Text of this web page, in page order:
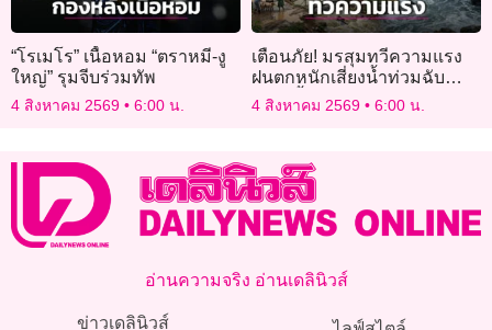
“โรเมโร” เนื้อหอม “ตราหมี-งู
ใหญ่” รุมจีบร่วมทัพ
4 สิงหาคม 2569 6:00 น.
เตือนภัย! มรสุมทวีความแรง
ฝนตกหนักเสี่ยงน้ำท่วมฉับ
พลัน-น้ำป่าหลาก
4 สิงหาคม 2569 6:00 น.
อ่านความจริง อ่านเดลินิวส์
ข่าวเดลินิวส์